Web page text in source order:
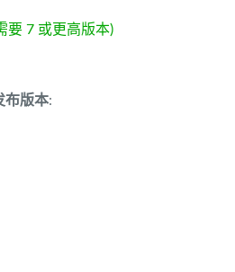
要 7 或更高版本)
布版本: